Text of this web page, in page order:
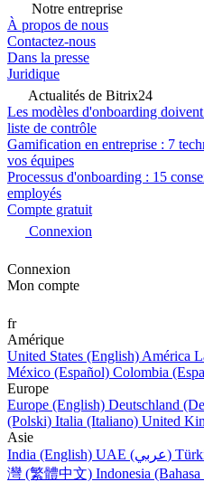
Notre entreprise
À propos de nous
Contactez-nous
Dans la presse
Juridique
Actualités de Bitrix24
Les modèles d'onboarding
liste de contrôle
Gamification en entreprise : 7
vos équipes
Processus d'onboarding : 15
employés
Compte gratuit
Connexion
Connexion
Mon compte
fr
Amérique
United States (English) América
México (Español) Colombia
Europe
Europe (English) Deutschland
(Polski) Italia (Italiano) United
Asie
India (English)
UAE (عربي)
灣 (繁體中文) Indonesia